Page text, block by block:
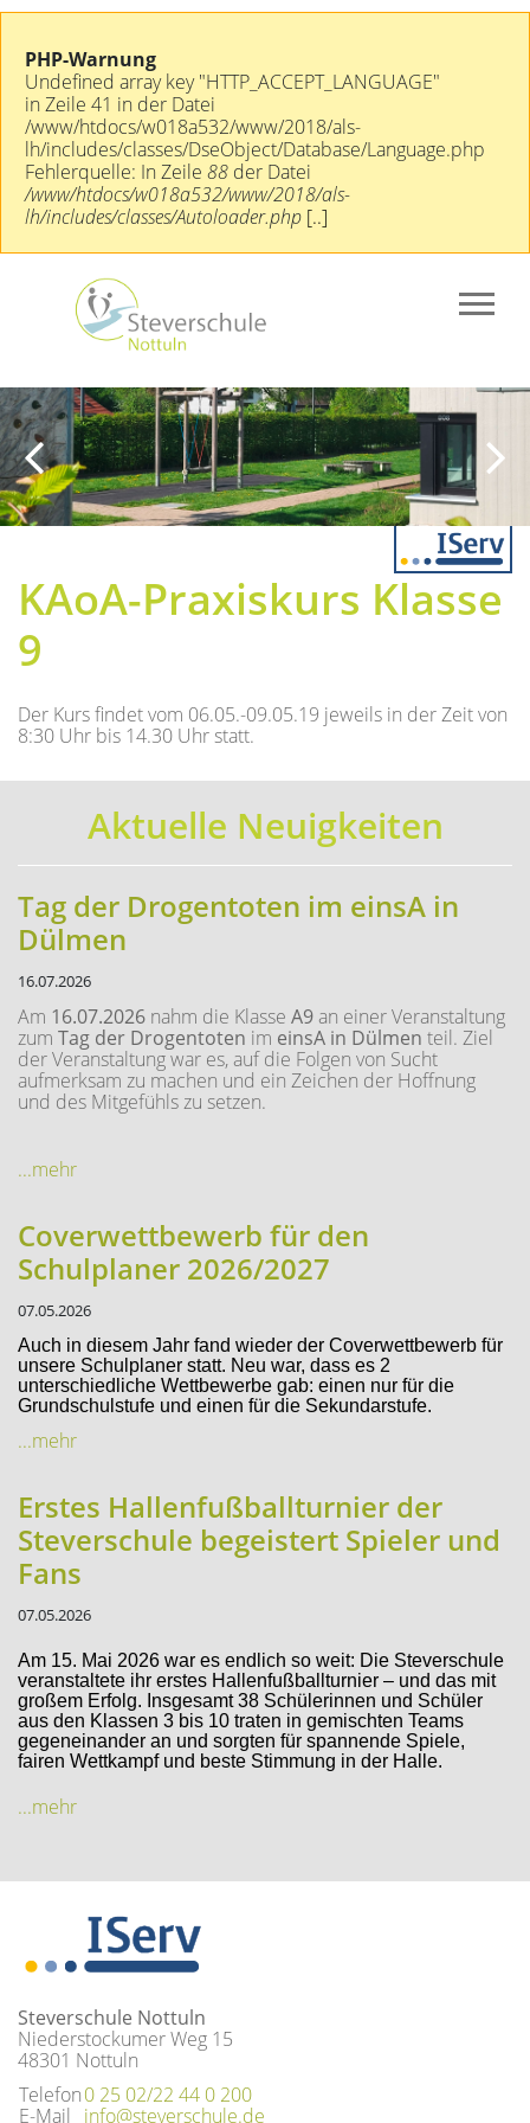
PHP-Warnung
Undefined array key "HTTP_ACCEPT_LANGUAGE"
in Zeile 41 in der Datei
/www/htdocs/w018a532/www/2018/als-
lh/includes/classes/DseObject/Database/Language.php
Fehlerquelle: In Zeile 88 der Datei
/www/htdocs/w018a532/www/2018/als-
lh/includes/classes/Autoloader.php [..]
KAoA-Praxiskurs Klasse
9
Der Kurs findet vom 06.05.-09.05.19 jeweils in der Zeit von
8:30 Uhr bis 14.30 Uhr statt.
Aktuelle Neuigkeiten
Tag der Drogentoten im einsA in
Dülmen
16.07.2026
Am 16.07.2026 nahm die Klasse A9an einer Veranstaltung
zum Tag der Drogentoten im einsA in Dülmen teil. Ziel
der Veranstaltung war es, auf die Folgen von Sucht
aufmerksam zu machen und ein Zeichen der Hoffnung
und des Mitgefühls zu setzen.
...mehr
Coverwettbewerb für den
Schulplaner 2026/2027
07.05.2026
Auch in diesem Jahr fand wieder der Coverwettbewerb für
unsere Schulplaner statt. Neu war, dass es 2
unterschiedliche Wettbewerbe gab: einen nur für die
Grundschulstufe und einen für die Sekundarstufe.
...mehr
Erstes Hallenfußballturnier der
Steverschule begeistert Spieler und
Fans
07.05.2026
Am 15. Mai 2026 war es endlich so weit: Die Steverschule
veranstaltete ihr erstes Hallenfußballturnier – und das mit
großem Erfolg. Insgesamt 38 Schülerinnen und Schüler
aus den Klassen 3 bis 10 traten in gemischten Teams
gegeneinander an und sorgten für spannende Spiele,
fairen Wettkampf und beste Stimmung in der Halle.
...mehr
Steverschule Nottuln
Niederstockumer Weg 15
48301 Nottuln
Telefon
E-Mail
0 25 02/22 44 0 200
info@steverschule.de